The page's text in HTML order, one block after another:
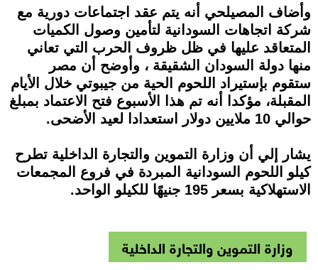
وأضاف المصيلحي أنه يتم عقد اجتماعات دورية مع
شركة اتجاهات السودانية لتأمين وصول الكميات
المتعاقد عليها في ظل ظروف الحرب التي تعاني
منها دولة السودان الشقيقة ، وأوضح أن مصر
ستقوم بإستيراد اللحوم الحية من جيبوتي خلال الأيام
المقبلة، مؤكدا أنه تم هذا الأسبوع فتح الاعتماد بمبلغ
حوالي 10 ملايين دولار استعدادا لعيد الأضحى.
يشار إلي أن وزارة التموين والتجارة الداخلية تطرح
كيلو اللحوم السودانية المبردة في فروع المجمعات
الاستهلاكية بسعر 195 جنيهًا للكيلو الواحد.
وزارة التموين والتجارة الداخلية